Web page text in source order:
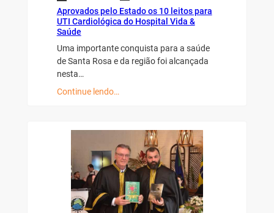
Aprovados pelo Estado os 10 leitos para
UTI Cardiológica do Hospital Vida &
Saúde
Uma importante conquista para a saúde
de Santa Rosa e da região foi alcançada
nesta…
Continue lendo…